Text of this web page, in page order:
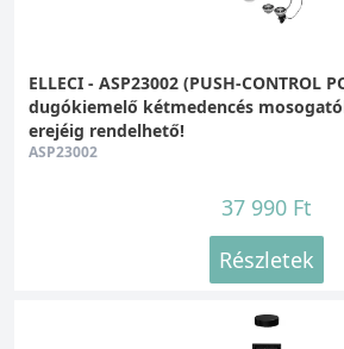
ELLECI - ASP23002 (PUSH-CONTROL
dugókiemelő kétmedencés
erejéig rendelhető!
ASP23002
37 990 Ft
Részletek